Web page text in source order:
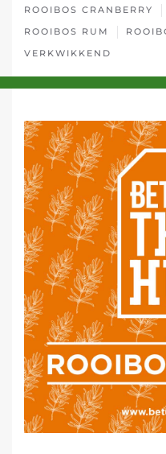
ROOIBOS CRANBERRY
ROOIBOS RUM
VERKWIKKEND